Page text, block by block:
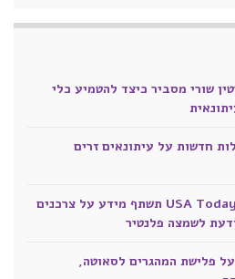
שורי מסביר כיצד להטמיע כלי
חדשות על עיתונאים זרים
ארה"ב: רשת העיתונות של USA Today תשתף מידע על צרכנים
לשמצה פלנטיר
פלישת המהגרים לסאוטה,